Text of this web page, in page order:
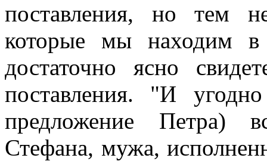
поставления, но тем
которые мы находим в
достаточно ясно
поставления. "И
предложение Петра)
Стефана, мужа,